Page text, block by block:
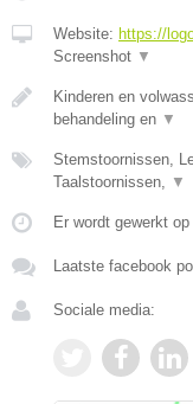
Website: https://
Screenshot ▼
Kinderen en
behandeling en ▼
Stemstoornissen,
Taalstoornissen,
▼
Er wordt gewerkt op
Laatste facebook
Sociale media: